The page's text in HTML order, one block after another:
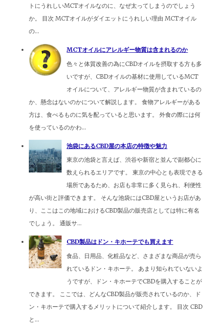
トにうれしいMCTオイルなのに、なぜ太ってしまうのでしょう
か。 目次 MCTオイルがダイエットにうれしい理由 MCTオイル
の...
MCTオイルにアレルギー物質は含まれるのか
色々と体質改善の為にCBDオイルを摂取する方も多
いですが、CBDオイルの基材に使用しているMCT
オイルについて、アレルギー物質が含まれているの
か、懸念はないのかについて解説します。 食物アレルギーがある
方は、食べるものに気を配っていると思います。 外食の際には何
を使っているのかわ...
池袋にあるCBD屋の本店の特徴や魅力
東京の池袋と言えば、渋谷や新宿と並んで副都心に
数えられるエリアです。 東京の中心とも表現できる
場所であるため、お店も非常に多く見られ、利便性
が高い街と評価できます。 そんな池袋にはCBD屋というお店があ
り、ここはこの地域におけるCBD製品の販売店としては特に有名
でしょう。 通販サ...
CBD製品はドン・キホーテでも買えます
食品、日用品、化粧品など、さまざまな商品が売ら
れているドン・キホーテ。 あまり知られていないよ
うですが、ドン・キホーテでCBDを購入することが
できます。 ここでは、どんなCBD製品が販売されているのか、ド
ン・キホーテで購入するメリットについて紹介します。 目次 CBD
と...